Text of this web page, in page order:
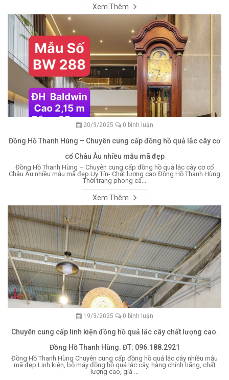
Xem Thêm
20/3/2025 0 bình luận
Đồng Hồ Thanh Hùng – Chuyên cung cấp đồng hồ quả lắc cây cơ
cổ Châu Âu nhiều mẫu mã đẹp
Đồng Hồ Thanh Hùng – Chuyên cung cấp đồng hồ quả lắc cây cơ cổ
Châu Âu nhiều mẫu mã đẹp Uy Tín- Chất lượng cao Đồng Hồ Thanh Hùng
Thời trang phong cá...
Xem Thêm
19/3/2025 0 bình luận
Chuyên cung cấp linh kiện đồng hồ quả lắc cây chất lượng cao.
Đồng Hồ Thanh Hùng. ĐT: 096.188.2921
Đồng Hồ Thanh Hùng Chuyên cung cấp đồng hồ quả lắc cây nhiều mẫu
mã đẹp Linh kiện, bộ máy đồng hồ quả lắc cây, hàng chính hãng, chất
lượng cao, giá ...